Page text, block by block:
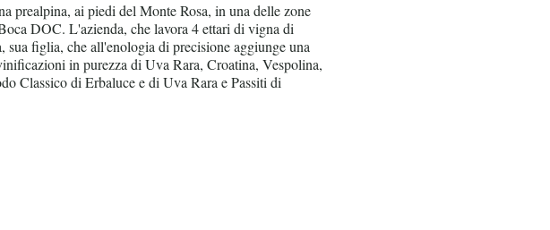
ai piedi del Monte Rosa, in una delle zone
DOC. L'azienda, che lavora 4 ettari di vigna di
figlia, che all'enologia di precisione aggiunge una
in purezza di Uva Rara, Croatina, Vespolina,
Classico di Erbaluce e di Uva Rara e Passiti di